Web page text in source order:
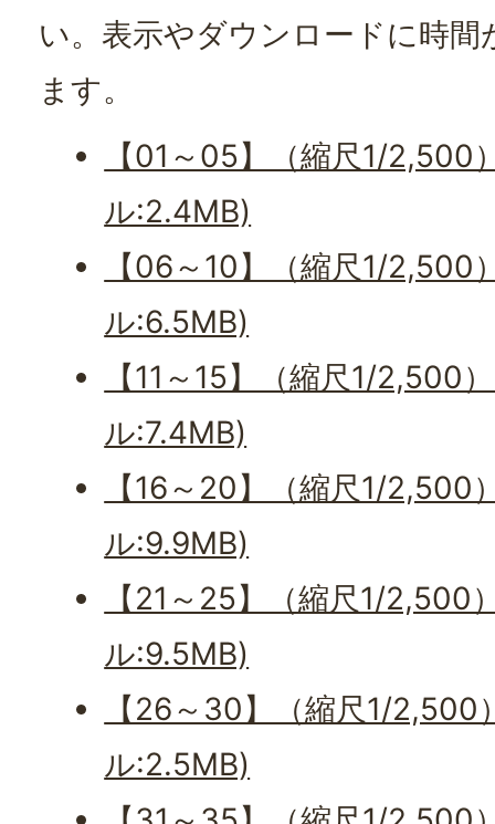
い。表示やダウンロードに時
ます。
【01～05】（縮尺1/2,500
ル:2.4MB)
【06～10】（縮尺1/2,500
ル:6.5MB)
【11～15】（縮尺1/2,500
ル:7.4MB)
【16～20】（縮尺1/2,500
ル:9.9MB)
【21～25】（縮尺1/2,500
ル:9.5MB)
【26～30】（縮尺1/2,500
ル:2.5MB)